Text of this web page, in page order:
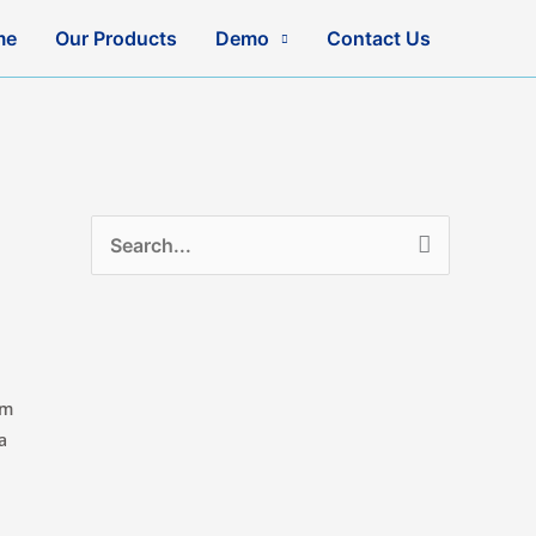
Our Products Demo Contact Us
Search
for: